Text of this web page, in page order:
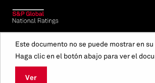
Este documento no se puede mostrar en
Haga clic en el botón abajo para ver el
Ver